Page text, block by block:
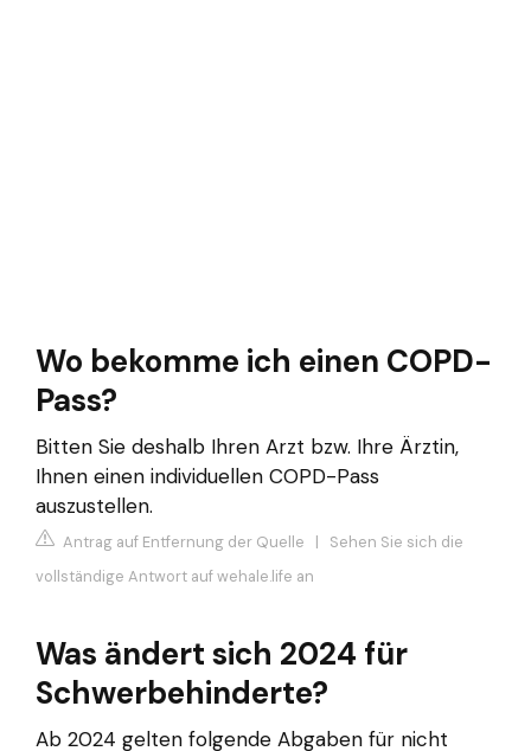
Wo bekomme ich einen COPD-
Pass?
Bitten Sie deshalb Ihren Arzt bzw. Ihre Ärztin,
Ihnen einen individuellen COPD-Pass
auszustellen.
Antrag auf Entfernung der Quelle | Sehen Sie sich die
vollständige Antwort auf wehale.life an
Was ändert sich 2024 für
Schwerbehinderte?
Ab 2024 gelten folgende Abgaben für nicht